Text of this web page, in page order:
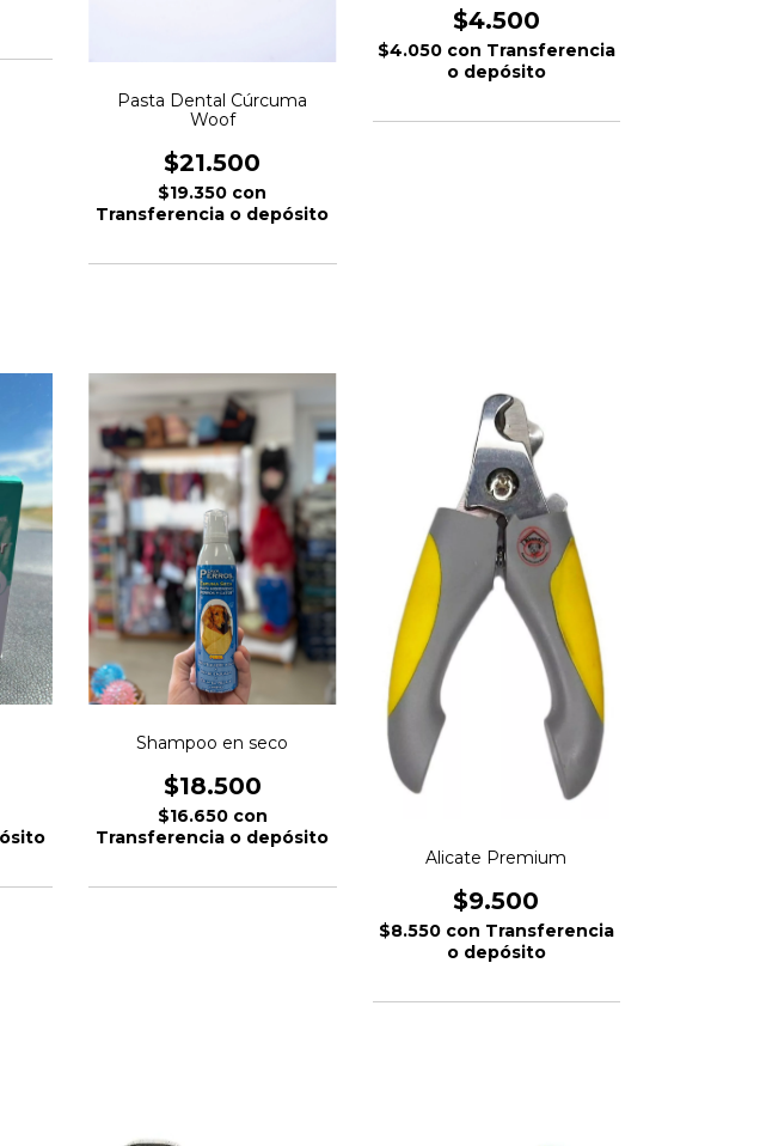
Pasta Dental Cúrcuma
Woof
$21.500
$19.350 con
Transferencia o depósito
$4.500
$4.050 con Transferencia
o depósito
Shampoo en seco
$18.500
$16.650 con
Transferencia o depósito
Alicate Premium
$9.500
$8.550 con Transferencia
o depósito